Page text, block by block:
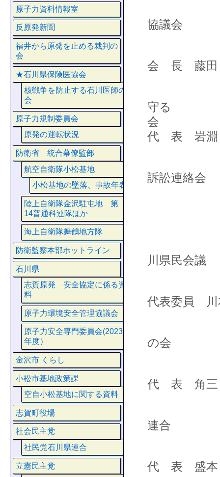
協議会
会 長 藤
守る
代 表 岩
訴訟連絡会
川県民会議
代表委員
の会
代 表 角
連合
代 表 盛
原子力資料情報室
反原発新聞
福井から原発を止める裁判の
会
★石川県保険医協会
核戦争を防止する石川医師の
会
原子力規制委員会
原発の運転状況
防衛省 統合幕僚監部
航空自衛隊小松基地
小松基地の墜落、事故年表
陸上自衛隊金沢駐屯地 第
14普通科連隊ほか
海上自衛隊舞鶴地方隊
防衛監察本部ホットライン
石川県
志賀原発 安全協定に係る資
料
原子力環境安全管理協議会
原子力安全専門委員会(2023
年度）
金沢市 くらし
小松市基地政策課
空自小松基地に関する資料
志賀町役場
社会民主党
社民党石川県連合
立憲民主党